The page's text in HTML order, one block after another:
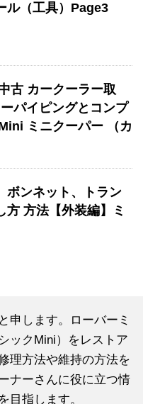
ル（工具）Page3
古 カークーラー取
パイピングとコンプ
ミニクーパー （カ
ボンネット、トラン
方 方法【外装編】ミ
申します。ローバーミ
ックMini）をレストア
理方法や維持の方法を
ナーさんに役に立つ情
目指します。